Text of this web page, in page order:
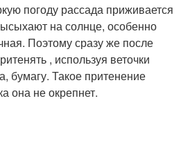
погоду рассада приживается
на солнце, особенно
Поэтому сразу же после
, используя веточки
бумагу. Такое притенение
она не окрепнет.